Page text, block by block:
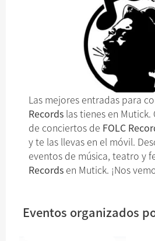
Las mejores entradas para
Records las tienes en
de conciertos de FOLC
y te las llevas en el móvil.
eventos de música, teatro y
Records en Mutick. ¡Nos
Eventos organizados